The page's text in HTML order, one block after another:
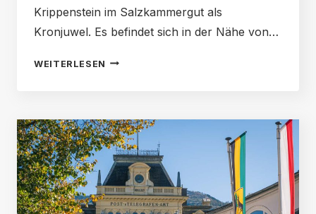
Krippenstein im Salzkammergut als
Kronjuwel. Es befindet sich in der Nähe von…
WEITERLESEN DACHSTEIN
FINGER,
ZWEI
BUSSE,
EIN
ZUG